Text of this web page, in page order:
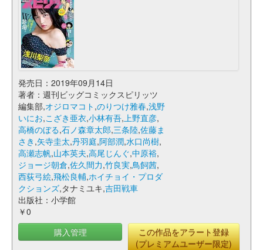
発売日：2019年09月14日
著者：週刊ビッグコミックスピリッツ
編集部,オジロマコト ,のりつけ雅春,浅野
いにお,こざき亜衣,小林有吾,上野直彦,
高橋のぼる,石ノ森章太郎,三条陸,佐藤ま
さき ,矢寺圭太,丹羽庭,阿部潤,水口尚樹,
高瀬志帆,山本英夫,高尾じんぐ,中原裕,
ジョージ朝倉,佐久間力,竹良実,鳥飼茜,
西荻弓絵,飛松良輔,ホイチョイ・プロダ
クションズ,タナミユキ,吉田戦車
出版社：小学館
￥0
購入管理
この作品をアラート登録
(プレミアムユーザー限定)